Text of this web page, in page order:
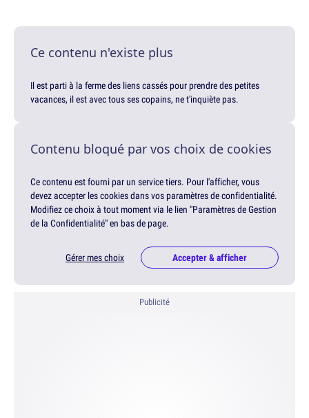
Ce contenu n'existe plus
Il est parti à la ferme des liens cassés pour prendre des petites
vacances, il est avec tous ses copains, ne t'inquiète pas.
Contenu bloqué par vos choix de cookies
Ce contenu est fourni par un service tiers. Pour l'afficher, vous
devez accepter les cookies dans vos paramètres de confidentialité.
Modifiez ce choix à tout moment via le lien "Paramètres de Gestion
de la Confidentialité" en bas de page.
Gérer mes choix Accepter & afficher
Publicité